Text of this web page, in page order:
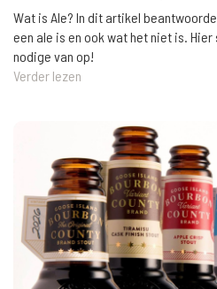
Wat is Ale? In dit artikel
een ale is en ook wat het niet is.
nodige van op!
Verder lezen